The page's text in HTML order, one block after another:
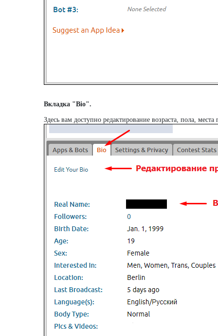
Вкладка "Bio".
Здесь вам доступно редактирование возраста, пола,